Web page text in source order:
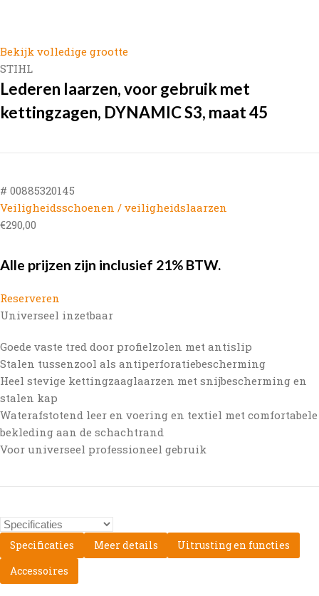
Bekijk volledige grootte
STIHL
Lederen laarzen, voor gebruik met
kettingzagen, DYNAMIC S3, maat 45
# 00885320145
Veiligheidsschoenen / veiligheidslaarzen
€290,00
Alle prijzen zijn inclusief 21% BTW.
Reserveren
Universeel inzetbaar
Goede vaste tred door profielzolen met antislip
Stalen tussenzool als antiperforatiebescherming
Heel stevige kettingzaaglaarzen met snijbescherming en
stalen kap
Waterafstotend leer en voering en textiel met comfortabele
bekleding aan de schachtrand
Voor universeel professioneel gebruik
Specificaties Meer details
Uitrusting en functies
Accessoires